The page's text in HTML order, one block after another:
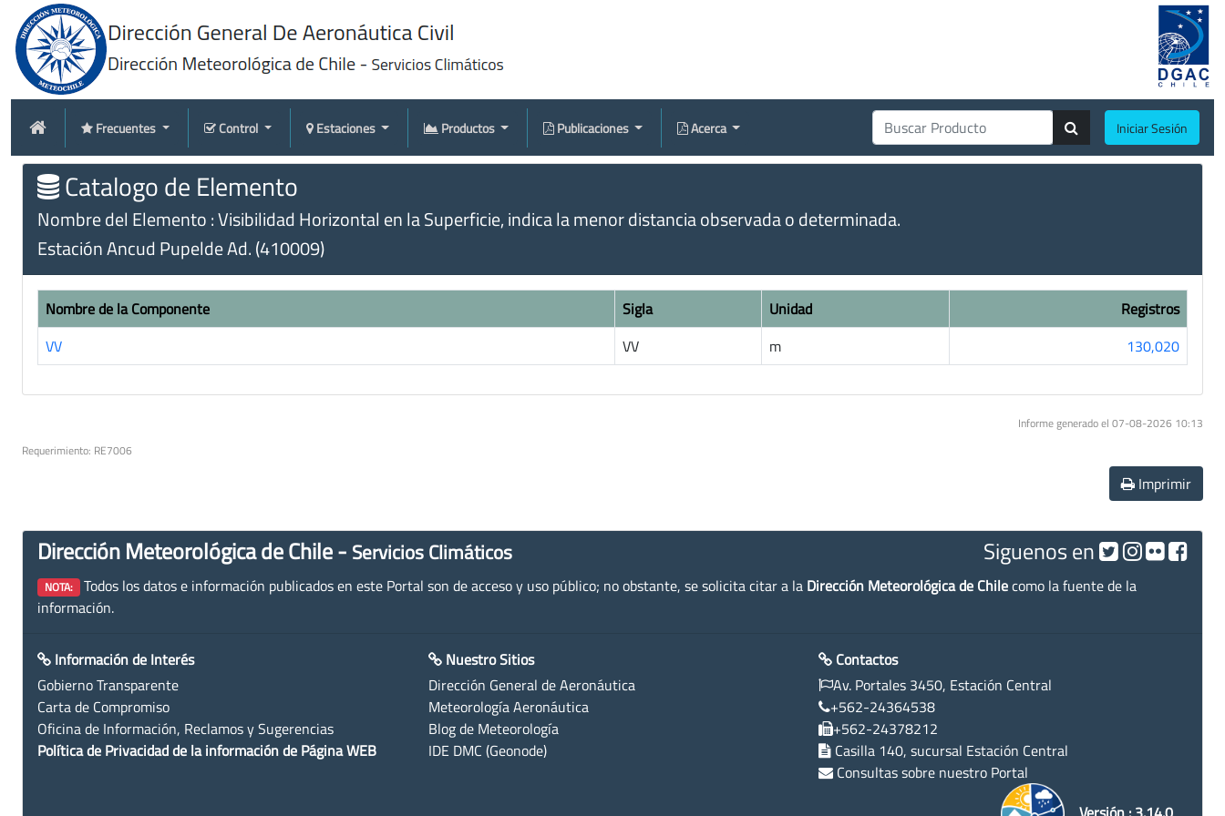
Frecuentes Control Estaciones Productos Publicaciones Acerca Iniciar Sesión
Catalogo de Elemento
Nombre del Elemento : Visibilidad Horizontal en la Superficie, indica la menor distancia observada o determinada.
Estación Ancud Pupelde Ad. (410009)
Nombre de la Componente Sigla Unidad
Registros
VV
VV m 130,020
Informe generado el 07-08-2026 10:13
Requerimiento: RE7006
Imprimir
Dirección Meteorológica de Chile - Servicios Climáticos Siguenos en
NOTA: Todos los datos e información publicados en este Portal son de acceso y uso público; no obstante, se solicita citar a la Dirección Meteorológica de Chilecomo la fuente de la
información.
Información de Interés
Gobierno Transparente
Carta de Compromiso
Oficina de Información, Reclamos y Sugerencias
Política de Privacidad de la información de Página WEB
Nuestro Sitios
Dirección General de Aeronáutica
Meteorología Aeronáutica
Blog de Meteorología
IDE DMC (Geonode)
Contactos
Av. Portales 3450, Estación Central
+562-24364538
+562-24378212
Casilla 140, sucursal Estación Central
Consultas sobre nuestro Portal